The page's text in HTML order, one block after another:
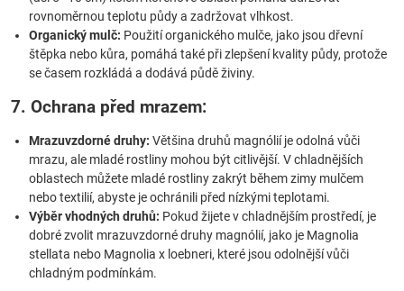
rovnoměrnou teplotu půdy a zadržovat vlhkost.
Organický mulč: Použití organického mulče, jako jsou dřevní
štěpka nebo kůra, pomáhá také při zlepšení kvality půdy, protože
se časem rozkládá a dodává půdě živiny.
7. Ochrana před mrazem:
Mrazuvzdorné druhy: Většina druhů magnólií je odolná vůči
mrazu, ale mladé rostliny mohou být citlivější. V chladnějších
oblastech můžete mladé rostliny zakrýt během zimy mulčem
nebo textilií, abyste je ochránili před nízkými teplotami.
Výběr vhodných druhů: Pokud žijete v chladnějším prostředí, je
dobré zvolit mrazuvzdorné druhy magnólií, jako je Magnolia
stellata nebo Magnolia x loebneri, které jsou odolnější vůči
chladným podmínkám.